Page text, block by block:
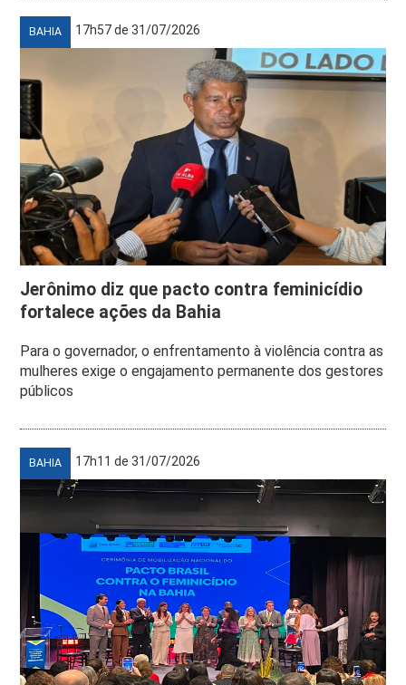
BAHIA 17h57 de 31/07/2026
Jerônimo diz que pacto contra feminicídio
fortalece ações da Bahia
Para o governador, o enfrentamento à violência contra as
mulheres exige o engajamento permanente dos gestores
públicos
BAHIA 17h11 de 31/07/2026